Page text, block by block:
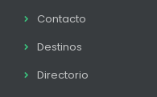
Contacto
Destinos
Directorio